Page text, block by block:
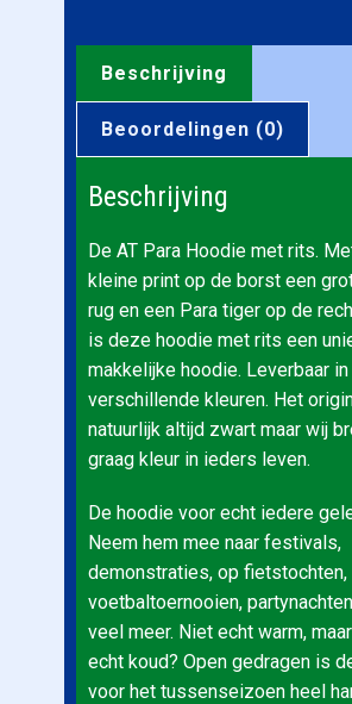
Beschrijving
Beoordelingen (0)
Beschrijving
De AT Para Hoodie met rits.
kleine print op de borst een
rug en een Para tiger op de
is deze hoodie met rits een
makkelijke hoodie. Leverbaar in
verschillende kleuren. Het
natuurlijk altijd zwart maar wij
graag kleur in ieders leven.
De hoodie voor echt iedere
Neem hem mee naar festivals,
demonstraties, op fietstochten,
voetbaltoernooien,
veel meer. Niet echt warm,
echt koud? Open gedragen is
voor het tussenseizoen heel